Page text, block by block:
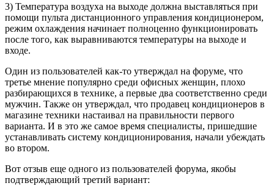
3) Температура воздуха на выходе должна выставляться при
помощи пульта дистанционного управления кондиционером,
режим охлаждения начинает полноценно функционировать
после того, как выравниваются температуры на выходе и
входе.
Один из пользователей как-то утверждал на форуме, что
третье мнение популярно среди офисных женщин, плохо
разбирающихся в технике, а первые два соответственно среди
мужчин. Также он утверждал, что продавец кондиционеров в
магазине техники настаивал на правильности первого
варианта. И в это же самое время специалисты, пришедшие
устанавливать систему кондиционирования, начали убеждать
во втором.
Вот отзыв еще одного из пользователей форума, якобы
подтверждающий третий вариант: